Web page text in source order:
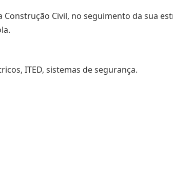
Construção Civil, no seguimento da sua
ITED, sistemas de segurança.